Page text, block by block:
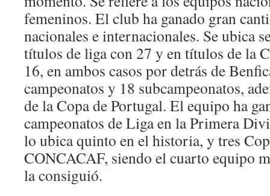
femeninos. El club ha ganado gran
nacionales e internacionales. Se ubica
títulos de liga con 27 y en títulos de la
16, en ambos casos por detrás de
campeonatos y 18 subcampeonatos,
de la Copa de Portugal. El equipo ha
campeonatos de Liga en la Primera
lo ubica quinto en el historia, y tres
CONCACAF, siendo el cuarto equipo
la consiguió.